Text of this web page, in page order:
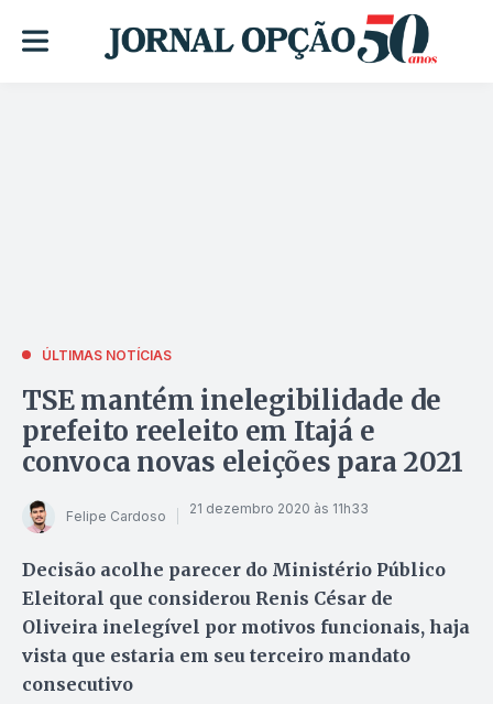
ÚLTIMAS NOTÍCIAS
TSE mantém inelegibilidade de
prefeito reeleito em Itajá e
convoca novas eleições para 2021
Felipe Cardoso 21 dezembro 2020 às 11h33
Decisão acolhe parecer do Ministério Público
Eleitoral que considerou Renis César de
Oliveira inelegível por motivos funcionais, haja
vista que estaria em seu terceiro mandato
consecutivo